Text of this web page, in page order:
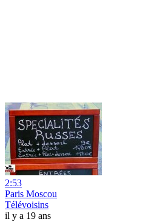
2:53
Paris Moscou
Télévoisins
il y a 19 ans